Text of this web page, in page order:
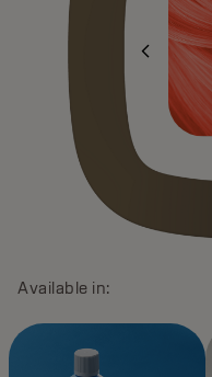
Available in: